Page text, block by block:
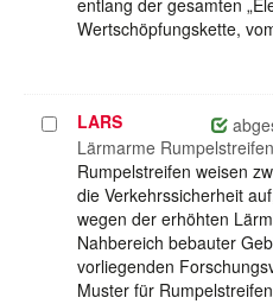
entlang der gesamten
Wertschöpfungskette,
Projekt
auswählen
LARS
Lärmarme Rumpelstreifen
Rumpelstreifen weisen
die Verkehrssicherheit
wegen der erhöhten
Nahbereich bebauter
vorliegenden
Muster für